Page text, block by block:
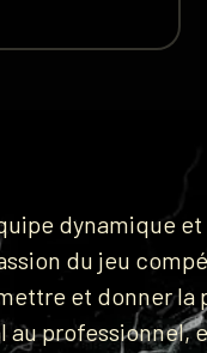
dynamique et
du jeu
et donner la
au professionnel,